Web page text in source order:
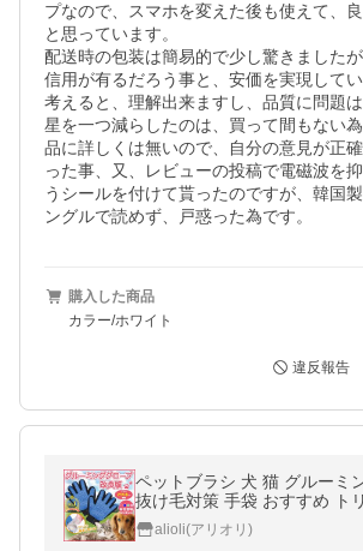
プなので、スマホを変えた後も使えて、
と思っています。
配送時の包装は簡易的で少し驚きました
信用が有るだろう事と、安価を実現して
考えると、理解出来ますし、品質に問題は
星を一つ減らしたのは、買って間もない
品に詳しくは無いので、自分の意見が正
った事、又、レビューの投稿で電磁波を
うシールを付けて貰ったのですが、韓国
ングルで読めず、戸惑った為です。
購入した商品
カラー/ホワイト
違反報告
ペットブラシ 犬 猫 グルーミ
抜け毛対策 手袋 おすすめ ト
ブラッシング クリーナー
alioli(アリオリ)